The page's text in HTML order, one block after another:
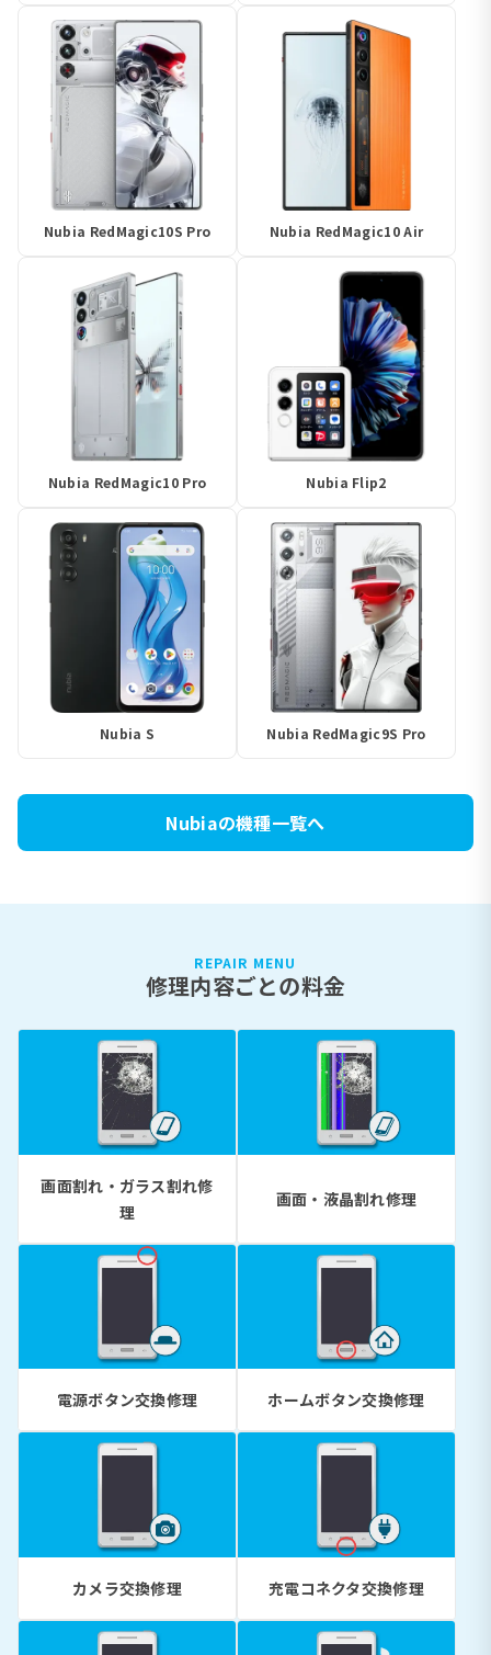
Nubia RedMagic10S Pro Nubia RedMagic10 Air
Nubia RedMagic10 Pro Nubia Flip2
Nubia S Nubia RedMagic9S Pro
Nubiaの機種一覧へ
REPAIR MENU
修理内容ごとの料金
画面割れ・ガラス割れ修
理
画面・液晶割れ修理
電源ボタン交換修理 ホームボタン交換修理
カメラ交換修理 充電コネクタ交換修理